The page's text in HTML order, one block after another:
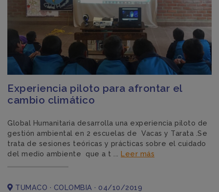
Experiencia piloto para afrontar el
cambio climático
Global Humanitaria desarrolla una experiencia piloto de
gestión ambiental en 2 escuelas de Vacas y Tarata .Se
trata de sesiones teóricas y prácticas sobre el cuidado
del medio ambiente que a t ... Leer más
TUMACO · COLOMBIA · 04/10/2019